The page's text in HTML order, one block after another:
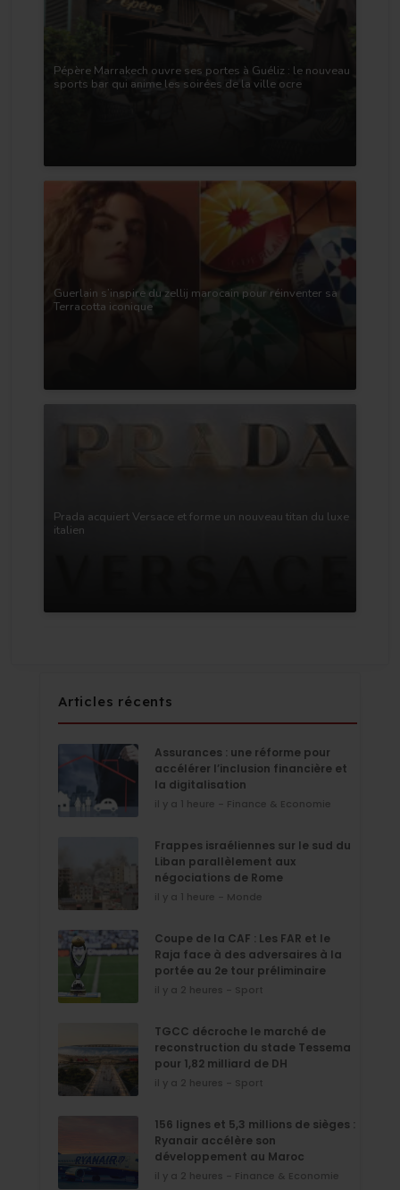
Pépère Marrakech ouvre ses portes à Guéliz : le nouveau
sports bar qui anime les soirées de la ville ocre
Guerlain s’inspire du zellij marocain pour réinventer sa
Terracotta iconique
Prada acquiert Versace et forme un nouveau titan du luxe
italien
Articles récents
Assurances : une réforme pour
accélérer l’inclusion financière et
la digitalisation
il y a 1 heure - Finance & Economie
Frappes israéliennes sur le sud du
Liban parallèlement aux
négociations de Rome
il y a 1 heure - Monde
Coupe de la CAF : Les FAR et le
Raja face à des adversaires à la
portée au 2e tour préliminaire
il y a 2 heures - Sport
TGCC décroche le marché de
reconstruction du stade Tessema
pour 1,82 milliard de DH
il y a 2 heures - Sport
156 lignes et 5,3 millions de sièges :
Ryanair accélère son
développement au Maroc
il y a 2 heures - Finance & Economie